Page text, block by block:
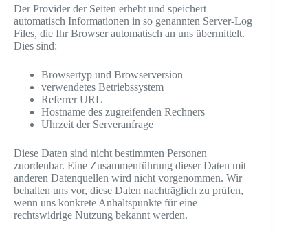
Der Provider der Seiten erhebt und speichert
automatisch Informationen in so genannten Server-Log
Files, die Ihr Browser automatisch an uns übermittelt.
Dies sind:
Browsertyp und Browserversion
verwendetes Betriebssystem
Referrer URL
Hostname des zugreifenden Rechners
Uhrzeit der Serveranfrage
Diese Daten sind nicht bestimmten Personen
zuordenbar. Eine Zusammenführung dieser Daten mit
anderen Datenquellen wird nicht vorgenommen. Wir
behalten uns vor, diese Daten nachträglich zu prüfen,
wenn uns konkrete Anhaltspunkte für eine
rechtswidrige Nutzung bekannt werden.